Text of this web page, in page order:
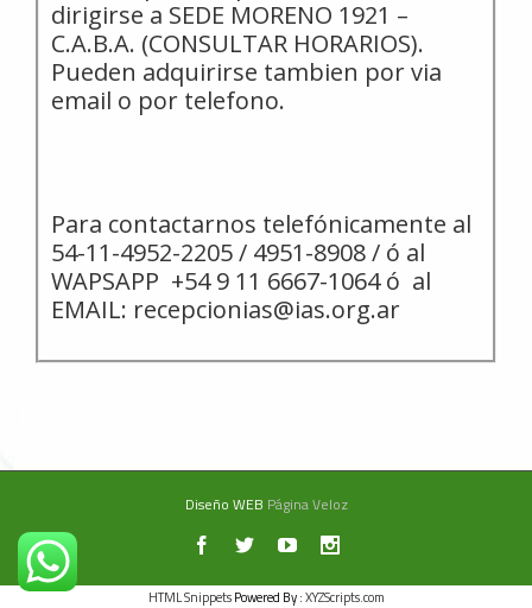
dirigirse a SEDE MORENO 1921 –
C.A.B.A. (CONSULTAR HORARIOS).
Pueden adquirirse tambien por via
email o por telefono.
Para contactarnos telefónicamente al
54-11-4952-2205 / 4951-8908 / ó al
WAPSAPP +54 9 11 6667-1064 ó al
EMAIL: recepcionias@ias.org.ar
Diseño WEB Página Veloz
HTML SnippetsPowered By :XYZScripts.com